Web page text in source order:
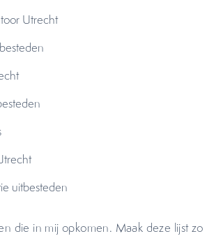
Utrecht
uitbesteden
die in mij opkomen. Maak deze lijst zo